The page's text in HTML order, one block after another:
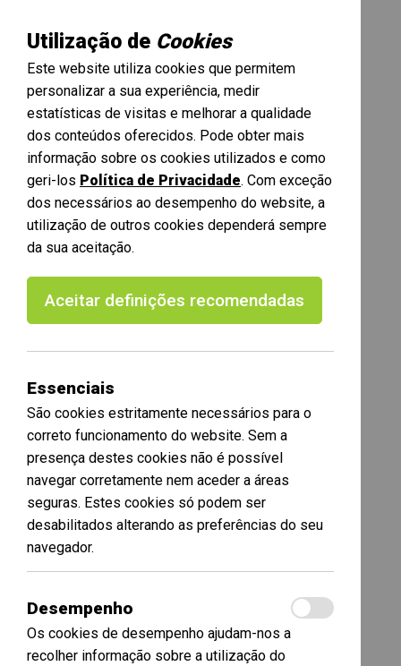
Utilização de Cookies
Este website utiliza cookies que permitem
personalizar a sua experiência, medir
estatísticas de visitas e melhorar a qualidade
dos conteúdos oferecidos. Pode obter mais
informação sobre os cookies utilizados e como
geri-los Política de Privacidade. Com exceção
dos necessários ao desempenho do website, a
utilização de outros cookies dependerá sempre
da sua aceitação.
Aceitar definições recomendadas
Essenciais
São cookies estritamente necessários para o
correto funcionamento do website. Sem a
presença destes cookies não é possível
navegar corretamente nem aceder a áreas
seguras. Estes cookies só podem ser
desabilitados alterando as preferências do seu
navegador.
Desempenho
Os cookies de desempenho ajudam-nos a
recolher informação sobre a utilização do